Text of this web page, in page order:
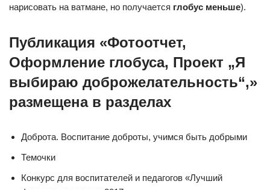
нарисовать на ватмане, но получается глобус меньше).
Публикация «Фотоотчет,
Оформление глобуса, Проект „Я
выбираю доброжелательность“,»
размещена в разделах
Доброта. Воспитание доброты, учимся быть добрыми
Темочки
Конкурс для воспитателей и педагогов «Лучший